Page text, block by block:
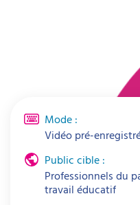
Mode :
Vidéo pré-
Public cible :
Professionnels du
travail éducatif